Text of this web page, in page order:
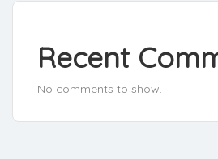
Recent
No comments to show.